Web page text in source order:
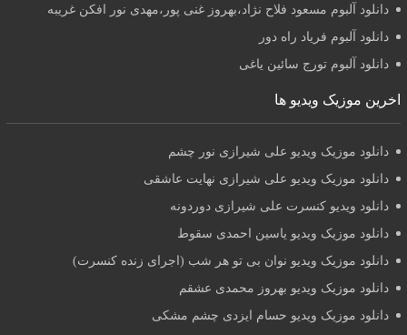
دانلود آلبوم مسعود فلاح نژاد،بهروز غنی پور،مهدی نور افکن غریبه
دانلود آلبوم فریاد راه دور
دانلود آلبوم تورج سائین یاغی
اخرین موزیک ویدیو ها
دانلود موزیک ویدیو علی شیرازی نور چشم
دانلود موزیک ویدیو علی شیرازی نهایت عاشقی
دانلود ویدیو کنسرت علی شیرازی دوردونه
دانلود موزیک ویدیو یاسین احمدی سقوط
دانلود موزیک ویدیو نوان بی تو هر شب (اجرای زنده کنسرت)
دانلود موزیک ویدیو بهروز محمدی عشقم
دانلود موزیک ویدیو حسام ایزدی چشم مشکی